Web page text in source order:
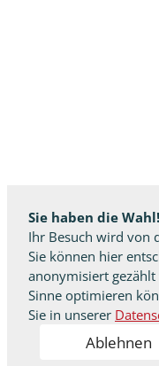
Sie haben die Wahl!
Ihr Besuch wird von
Sie können hier
anonymisiert
Sinne optimieren
Sie in unserer
Ablehnen